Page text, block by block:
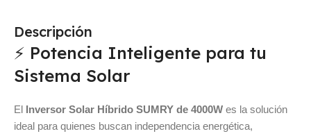
Descripción
⚡ Potencia Inteligente para tu
Sistema Solar
El Inversor Solar Híbrido SUMRY de 4000W es la solución
ideal para quienes buscan independencia energética,